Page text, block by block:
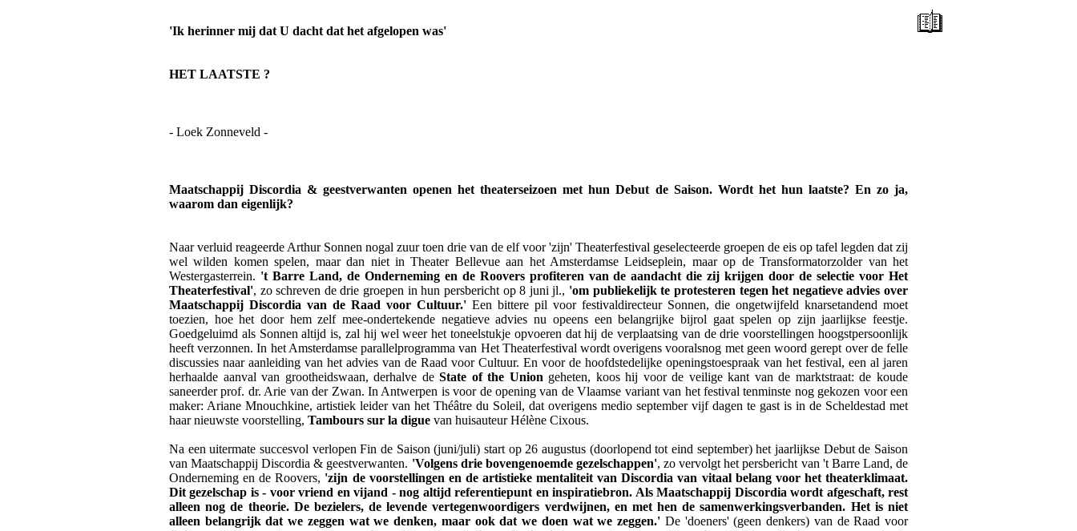
'Ik herinner mij dat U dacht dat het afgelopen was'
HET LAATSTE ?
- Loek Zonneveld -
Maatschappij Discordia & geestverwanten openen het theaterseizoen met hun Debut de Saison. Wordt het hun laatste? En zo ja,
waarom dan eigenlijk?
Naar verluid reageerde Arthur Sonnen nogal zuur toen drie van de elf voor 'zijn' Theaterfestival geselecteerde groepen de eis op tafel legden dat zij
wel wilden komen spelen, maar dan niet in Theater Bellevue aan het Amsterdamse Leidseplein, maar op de Transformatorzolder van het
Westergasterrein. 't Barre Land, de Onderneming en de Roovers profiteren van de aandacht die zij krijgen door de selectie voor Het
Theaterfestival', zo schreven de drie groepen in hun persbericht op 8 juni jl., 'om publiekelijk te protesteren tegen het negatieve advies over
Maatschappij Discordia van de Raad voor Cultuur.' Een bittere pil voor festivaldirecteur Sonnen, die ongetwijfeld knarsetandend moet
toezien, hoe het door hem zelf mee-ondertekende negatieve advies nu opeens een belangrijke bijrol gaat spelen op zijn jaarlijkse feestje.
Goedgeluimd als Sonnen altijd is, zal hij wel weer het toneelstukje opvoeren dat hij de verplaatsing van de drie voorstellingen hoogstpersoonlijk
heeft verzonnen. In het Amsterdamse parallelprogramma van Het Theaterfestival wordt overigens vooralsnog met geen woord gerept over de felle
discussies naar aanleiding van het advies van de Raad voor Cultuur. En voor de hoofdstedelijke openingstoespraak van het festival, een al jaren
herhaalde aanval van grootheidswaan, derhalve deState of the Union geheten, koos hij voor de veilige kant van de marktstraat: de koude
saneerder prof. dr. Arie van der Zwan. In Antwerpen is voor de opening van de Vlaamse variant van het festival tenminste nog gekozen voor een
maker: Ariane Mnouchkine, artistiek leider van het Théâtre du Soleil, dat overigens medio september vijf dagen te gast is in de Scheldestad met
haar nieuwste voorstelling, Tambours sur la digue van huisauteur Hélène Cixous.
Na een uitermate succesvol verlopen Fin de Saison (juni/juli) start op 26 augustus (doorlopend tot eind september) het jaarlijkse Debut de Saison
van Maatschappij Discordia & geestverwanten. 'Volgens drie bovengenoemde gezelschappen', zo vervolgt het persbericht van 't Barre Land, de
Onderneming en de Roovers, 'zijn de voorstellingen en de artistieke mentaliteit van Discordia van vitaal belang voor het theaterklimaat.
Dit gezelschap is - voor vriend en vijand - nog altijd referentiepunt en inspiratiebron. Als Maatschappij Discordia wordt afgeschaft, rest
alleen nog de theorie. De bezielers, de levende vertegenwoordigers verdwijnen, en met hen de samenwerkingsverbanden. Het is niet
alleen belangrijk dat we zeggen wat we denken, maar ook dat we doen wat we zeggen.' De 'doeners' (geen denkers) van de Raad voor